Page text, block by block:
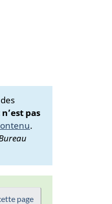
pas
.
page